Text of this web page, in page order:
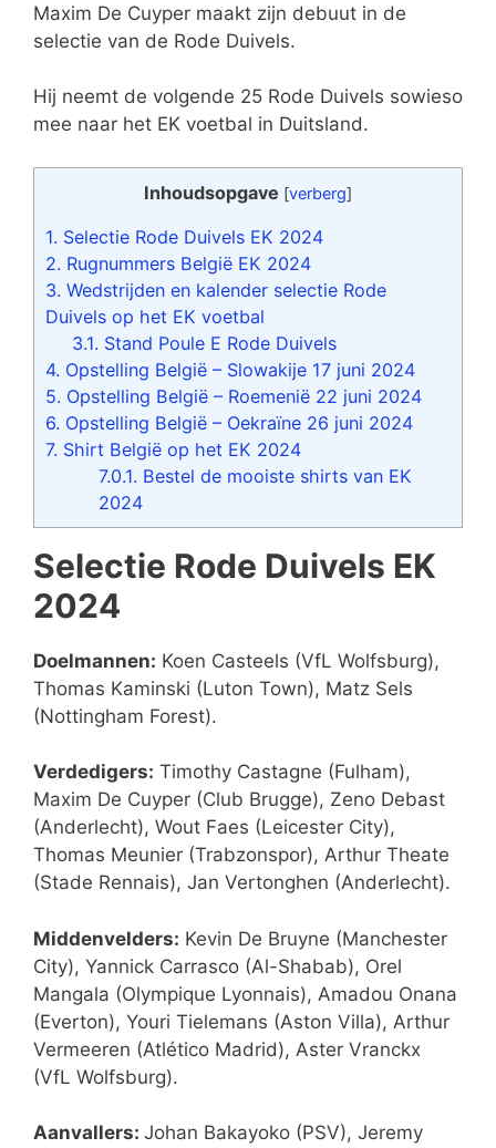
Maxim De Cuyper maakt zijn debuut in de
selectie van de Rode Duivels.
Hij neemt de volgende 25 Rode Duivels sowieso
mee naar het EK voetbal in Duitsland.
Inhoudsopgave [verberg]
1. Selectie Rode Duivels EK 2024
2. Rugnummers België EK 2024
3. Wedstrijden en kalender selectie Rode
Duivels op het EK voetbal
3.1. Stand Poule E Rode Duivels
4. Opstelling België – Slowakije 17 juni 2024
5. Opstelling België – Roemenië 22 juni 2024
6. Opstelling België – Oekraïne 26 juni 2024
7. Shirt België op het EK 2024
7.0.1. Bestel de mooiste shirts van EK
2024
Selectie Rode Duivels EK
2024
Doelmannen: Koen Casteels (VfL Wolfsburg),
Thomas Kaminski (Luton Town), Matz Sels
(Nottingham Forest).
Verdedigers: Timothy Castagne (Fulham),
Maxim De Cuyper (Club Brugge), Zeno Debast
(Anderlecht), Wout Faes (Leicester City),
Thomas Meunier (Trabzonspor), Arthur Theate
(Stade Rennais), Jan Vertonghen (Anderlecht).
Middenvelders: Kevin De Bruyne (Manchester
City), Yannick Carrasco (Al-Shabab), Orel
Mangala (Olympique Lyonnais), Amadou Onana
(Everton), Youri Tielemans (Aston Villa), Arthur
Vermeeren (Atlético Madrid), Aster Vranckx
(VfL Wolfsburg).
Aanvallers: Johan Bakayoko (PSV), Jeremy